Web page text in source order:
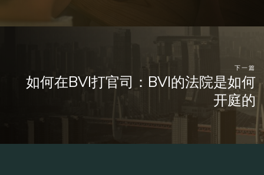
下一篇
如何在BVI打官司：BVI的法院是如何
开庭的